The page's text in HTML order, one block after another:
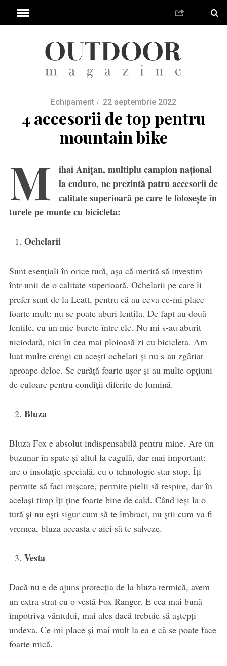
Echipament 22 septembrie 2022
4 accesorii de top pentru
mountain bike
M
ihai Aniţan, multiplu campion naţional
la enduro, ne prezintă patru accesorii de
calitate superioară pe care le foloseşte în
turele pe munte cu bicicleta:
Ochelarii
Sunt esenţiali în orice tură, aşa că merită să investim
într-unii de o calitate superioară. Ochelarii pe care îi
prefer sunt de la Leatt, pentru că au ceva ce-mi place
foarte mult: nu se poate aburi lentila. De fapt au două
lentile, cu un mic burete între ele. Nu mi s-au aburit
niciodată, nici în cea mai ploioasă zi cu bicicleta. Am
luat multe crengi cu aceşti ochelari şi nu s-au zgâriat
aproape deloc. Se curăţă foarte uşor şi au multe opţiuni
de culoare pentru condiţii diferite de lumină.
Bluza
Bluza Fox e absolut indispensabilă pentru mine. Are un
buzunar în spate şi altul la cagulă, dar mai important:
are o insolaţie specială, cu o tehnologie star stop. Îţi
permite să faci mişcare, permite pielii să respire, dar în
acelaşi timp îţi ţine foarte bine de cald. Când ieşi la o
tură şi nu eşti sigur cum să te îmbraci, nu ştii cum va fi
vremea, bluza aceasta e aici să te salveze.
Vesta
Dacă nu e de ajuns protecţia de la bluza termică, avem
un extra strat cu o vestă Fox Ranger. E cea mai bună
împotriva vântului, mai ales dacă trebuie să aştepţi
undeva. Ce-mi place şi mai mult la ea e că se poate face
foarte mică.